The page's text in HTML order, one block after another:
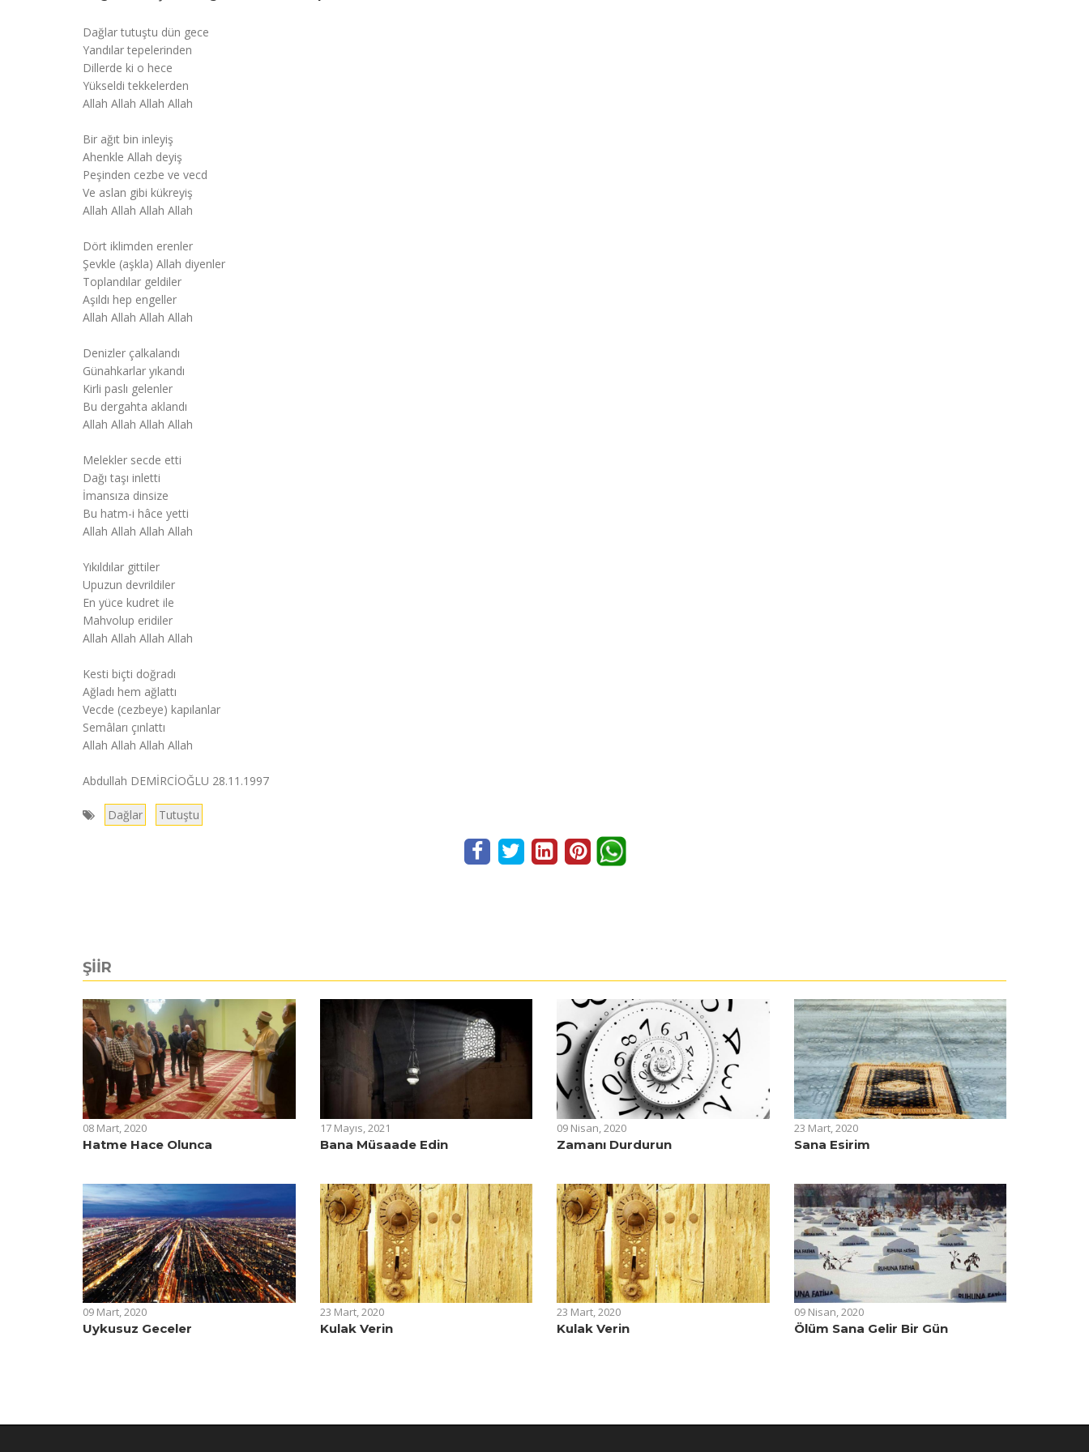
Dağlar tutuştu dün gece
Yandılar tepelerinden
Dillerde ki o hece
Yükseldi tekkelerden
Allah Allah Allah Allah
Bir ağıt bin inleyiş
Ahenkle Allah deyiş
Peşinden cezbe ve vecd
Ve aslan gibi kükreyiş
Allah Allah Allah Allah
Dört iklimden erenler
Şevkle (aşkla) Allah diyenler
Toplandılar geldiler
Aşıldı hep engeller
Allah Allah Allah Allah
Denizler çalkalandı
Günahkarlar yıkandı
Kirli paslı gelenler
Bu dergahta aklandı
Allah Allah Allah Allah
Melekler secde etti
Dağı taşı inletti
İmansıza dinsize
Bu hatm-i hâce yetti
Allah Allah Allah Allah
Yıkıldılar gittiler
Upuzun devrildiler
En yüce kudret ile
Mahvolup eridiler
Allah Allah Allah Allah
Kesti biçti doğradı
Ağladı hem ağlattı
Vecde (cezbeye) kapılanlar
Semâları çınlattı
Allah Allah Allah Allah
Abdullah DEMİRCİOĞLU 28.11.1997
Dağlar Tutuştu
ŞİİR
08 Mart, 2020
Hatme Hace Olunca
17 Mayıs, 2021
Bana Müsaade Edin
09 Nisan, 2020
Zamanı Durdurun
23 Mart, 2020
Sana Esirim
09 Mart, 2020
Uykusuz Geceler
23 Mart, 2020
Kulak Verin
23 Mart, 2020
Kulak Verin
09 Nisan, 2020
Ölüm Sana Gelir Bir Gün